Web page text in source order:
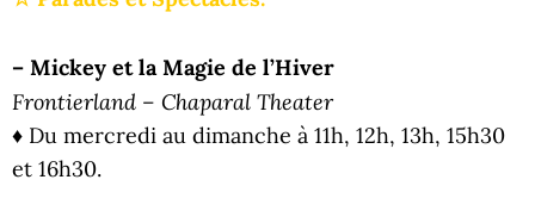
– Mickey et la Magie de l’Hiver
Frontierland – Chaparal Theater
♦ Du mercredi au dimanche à 11h, 12h, 13h, 15h30
et 16h30.